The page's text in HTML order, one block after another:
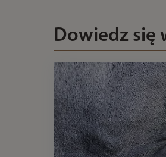
Dowiedz się